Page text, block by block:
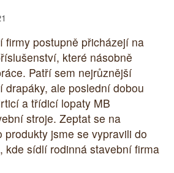
firmy postupně přicházejí na
které násobně
Patří sem nejrůznější
drapáky, ale poslední dobou
a třídicí lopaty MB
stroje. Zeptat se na
produkty jsme se vypravili do
kde sídlí rodinná stavební firma